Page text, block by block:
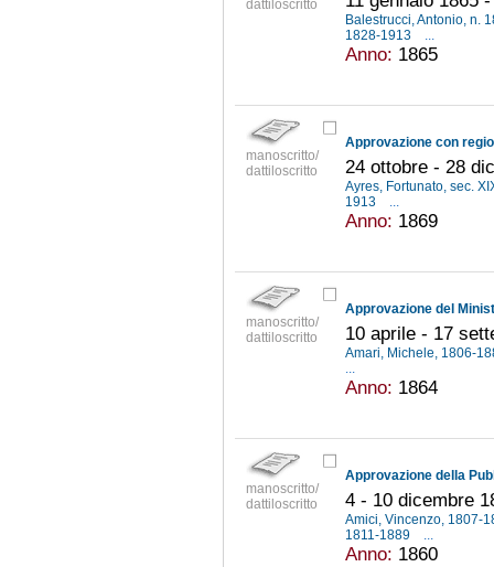
dattiloscritto
Balestrucci, Antonio, n.
1828-1913
...
Anno: 1865
manoscritto/
dattiloscritto
24 ottobre - 28
Ayres, Fortunato, sec.
1913
...
Anno: 1869
manoscritto/
dattiloscritto
10 aprile - 17
Amari, Michele, 1806-
...
Anno: 1864
manoscritto/
dattiloscritto
4 - 10 dicembre
Amici, Vincenzo, 1807-
1811-1889
...
Anno: 1860